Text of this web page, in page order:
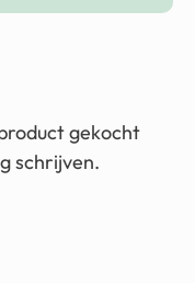
gekocht
schrijven.